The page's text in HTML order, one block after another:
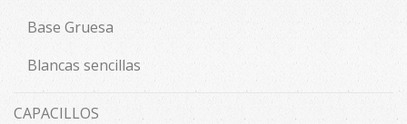
Base Gruesa
Blancas sencillas
CAPACILLOS